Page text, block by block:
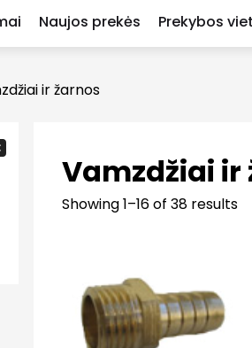
Naujos prekės Prekybos
ir žarnos
Vamzdžiai ir
Showing 1–16 of 38 results